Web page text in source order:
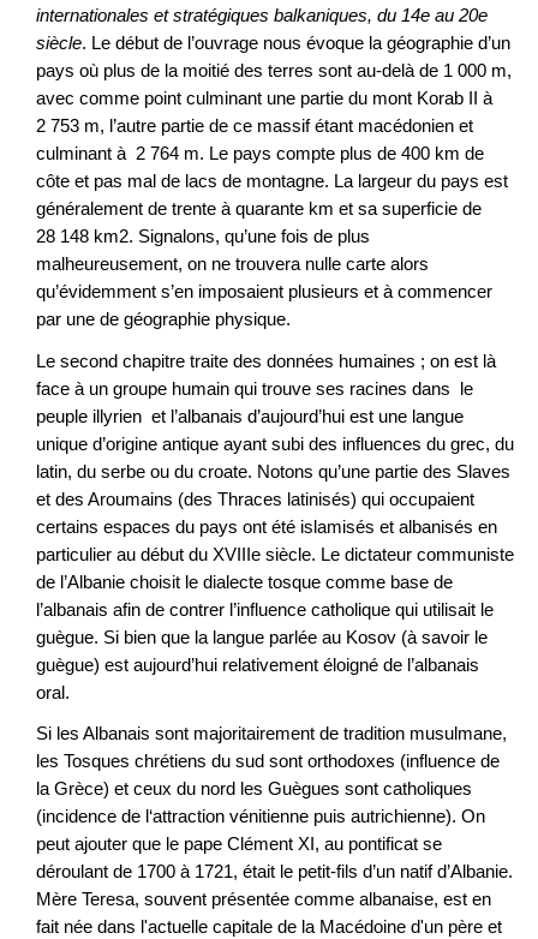
internationales et stratégiques balkaniques, du 14e au 20e
siècle. Le début de l’ouvrage nous évoque la géographie d’un
pays où plus de la moitié des terres sont au-delà de 1 000 m,
avec comme point culminant une partie du mont Korab II à
2 753 m, l’autre partie de ce massif étant macédonien et
culminant à 2 764 m. Le pays compte plus de 400 km de
côte et pas mal de lacs de montagne. La largeur du pays est
généralement de trente à quarante km et sa superficie de
28 148 km2. Signalons, qu’une fois de plus
malheureusement, on ne trouvera nulle carte alors
qu’évidemment s’en imposaient plusieurs et à commencer
par une de géographie physique.
Le second chapitre traite des données humaines ; on est là
face à un groupe humain qui trouve ses racines dans le
peuple illyrien et l’albanais d’aujourd’hui est une langue
unique d’origine antique ayant subi des influences du grec, du
latin, du serbe ou du croate. Notons qu’une partie des Slaves
et des Aroumains (des Thraces latinisés) qui occupaient
certains espaces du pays ont été islamisés et albanisés en
particulier au début du XVIIIe siècle. Le dictateur communiste
de l’Albanie choisit le dialecte tosque comme base de
l’albanais afin de contrer l’influence catholique qui utilisait le
guègue. Si bien que la langue parlée au Kosov (à savoir le
guègue) est aujourd’hui relativement éloigné de l’albanais
oral.
Si les Albanais sont majoritairement de tradition musulmane,
les Tosques chrétiens du sud sont orthodoxes (influence de
la Grèce) et ceux du nord les Guègues sont catholiques
(incidence de l‘attraction vénitienne puis autrichienne). On
peut ajouter que le pape Clément XI, au pontificat se
déroulant de 1700 à 1721, était le petit-fils d’un natif d’Albanie.
Mère Teresa, souvent présentée comme albanaise, est en
fait née dans l'actuelle capitale de la Macédoine d'un père et